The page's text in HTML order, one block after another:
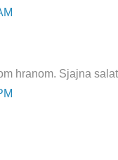
hranom. Sjajna